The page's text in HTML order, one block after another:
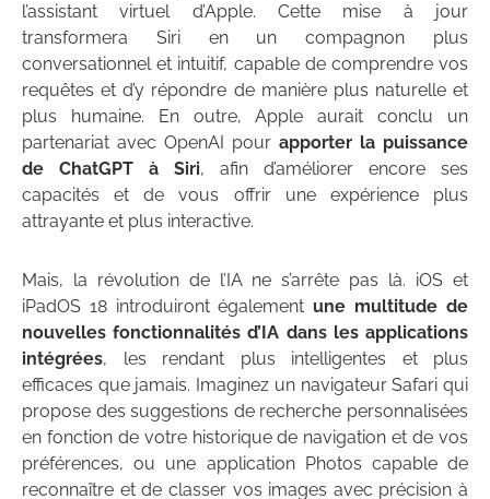
l’assistant virtuel d’Apple. Cette mise à jour
transformera Siri en un compagnon plus
conversationnel et intuitif, capable de comprendre vos
requêtes et d’y répondre de manière plus naturelle et
plus humaine. En outre, Apple aurait conclu un
partenariat avec OpenAI pour apporter la puissance
de ChatGPT à Siri, afin d’améliorer encore ses
capacités et de vous offrir une expérience plus
attrayante et plus interactive.
Mais, la révolution de l’IA ne s’arrête pas là. iOS et
iPadOS 18 introduiront également une multitude de
nouvelles fonctionnalités d’IA dans les applications
intégrées, les rendant plus intelligentes et plus
efficaces que jamais. Imaginez un navigateur Safari qui
propose des suggestions de recherche personnalisées
en fonction de votre historique de navigation et de vos
préférences, ou une application Photos capable de
reconnaître et de classer vos images avec précision à